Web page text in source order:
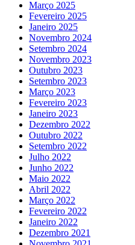
Março 2025
Fevereiro 2025
Janeiro 2025
Novembro 2024
Setembro 2024
Novembro 2023
Outubro 2023
Setembro 2023
Março 2023
Fevereiro 2023
Janeiro 2023
Dezembro 2022
Outubro 2022
Setembro 2022
Julho 2022
Junho 2022
Maio 2022
Abril 2022
Março 2022
Fevereiro 2022
Janeiro 2022
Dezembro 2021